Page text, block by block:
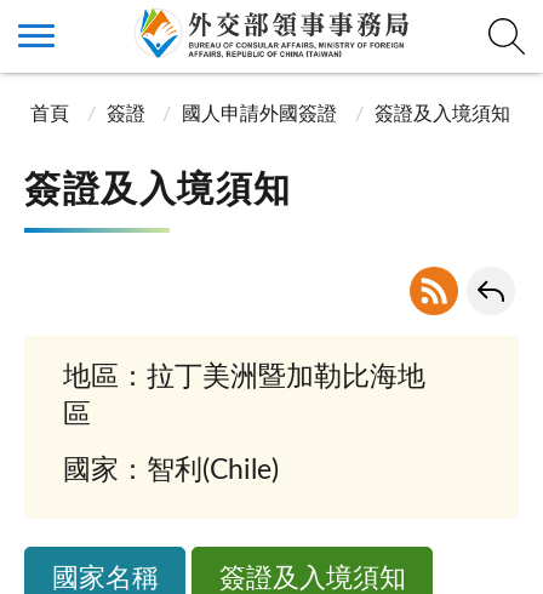
首頁 簽證 國人申請外國簽證 簽證及入境須知
簽證及入境須知
地區：拉丁美洲暨加勒比海地
區
國家：智利(Chile)
國家名稱 簽證及入境須知